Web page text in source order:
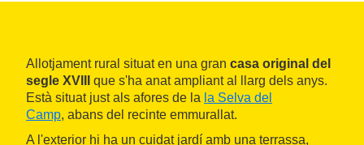
Allotjament rural situat en una gran casa original del
segle XVIII
que s'ha anat ampliant al llarg dels anys.
Està situat just als afores de la la Selva del
Camp, abans del recinte emmurallat.
A l'exterior hi ha un cuidat jardí amb una terrassa,